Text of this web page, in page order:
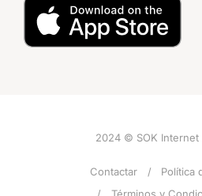
2024 © SOK Internet
Contactar
Política
Términos y